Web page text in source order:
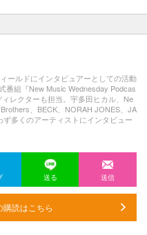
ールドにインタビュアーとしての活動
番組『New Music Wednesday Podcas
レクターも担当。宇多田ヒカル、Ne
、BECK、NORAH JONES、JA
多くのアーティストにインタビュー
送る 送信
読はこちら